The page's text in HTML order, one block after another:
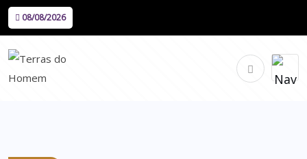
08/08/2026